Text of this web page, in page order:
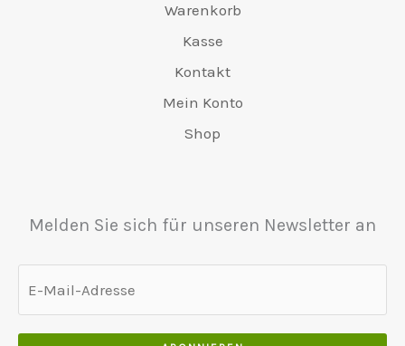
Warenkorb
Kasse
Kontakt
Mein Konto
Shop
Melden Sie sich für unseren Newsletter an